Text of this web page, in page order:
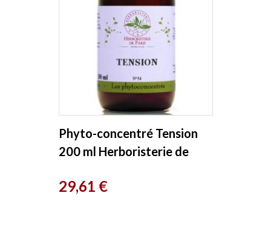
Phyto-concentré Tension
200 ml Herboristerie de
Prix
29,61 €